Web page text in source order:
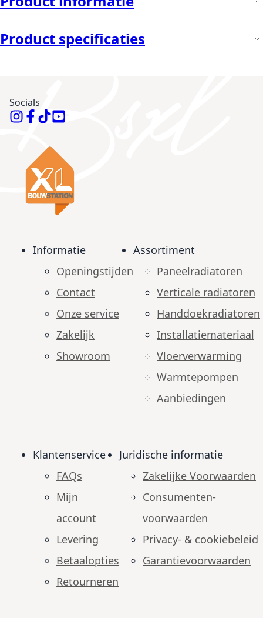
Product specificaties
Socials
Informatie
Openingstijden
Contact
Onze service
Zakelijk
Showroom
Assortiment
Paneelradiatoren
Verticale radiatoren
Handdoekradiatoren
Installatiemateriaal
Vloerverwarming
Warmtepompen
Aanbiedingen
Klantenservice
FAQs
Mijn
account
Levering
Betaalopties
Retourneren
Juridische informatie
Zakelijke Voorwaarden
Consumenten­
voorwaarden
Privacy- & cookiebeleid
Garantie­voorwaarden